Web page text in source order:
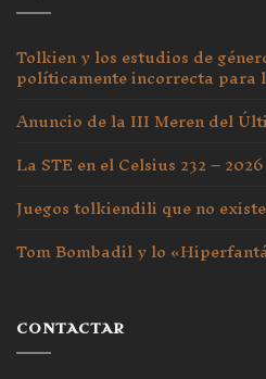
Tolkien y los estudios de
políticamente incorrecta para
Anuncio de la III Meren del
La STE en el Celsius 232 – 2026
Juegos tolkiendili que no
Tom Bombadil y lo
CONTACTAR